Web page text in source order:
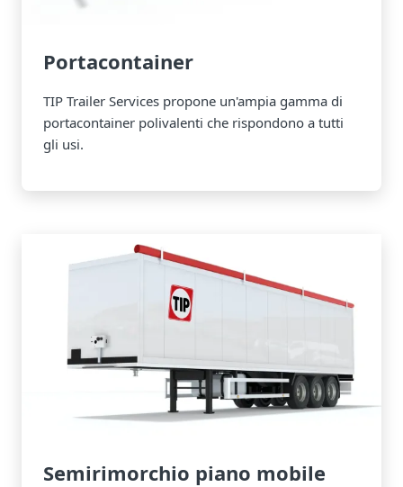
Portacontainer
TIP Trailer Services propone un'ampia gamma di
portacontainer polivalenti che rispondono a tutti
gli usi.
Semirimorchio piano mobile